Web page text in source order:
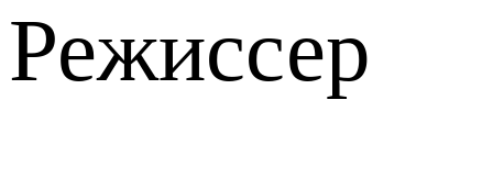
Режиссер